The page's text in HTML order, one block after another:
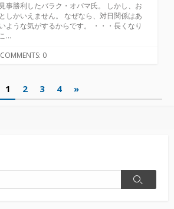
事勝利したバラク・オバマ氏。 しかし、お
しかいえません。 なぜなら、対日関係はあ
ような気がするからです。 ・・・長くなり
...
COMMENTS: 0
1 2 3 4 »
検